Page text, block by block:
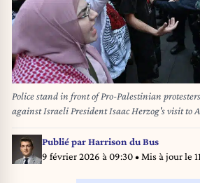
Police stand in front of Pro-Palestinian
against Israeli President Isaac Herzog's visit to
February 9, 2026. Police in the Australian city of Sydney deployed pepper
spray and scuffled with protesters on February 9
by Israeli President Isaac Herzog turned violent,
Publié parHarrison du Bus
9 février 2026 à 09:30• Mis à jour le